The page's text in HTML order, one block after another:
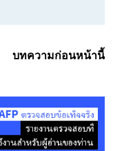
บทความก่อนหน้านี้